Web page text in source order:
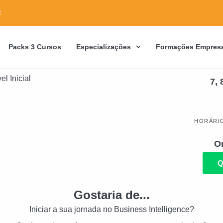
Packs 3 Cursos Especializações Formações
7,
Gostaria de...
Iniciar a sua jornada no Business Intelligence?